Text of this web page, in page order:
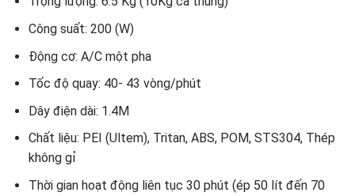
Công suất: 200 (W)
Động cơ: A/C một pha
Tốc độ quay: 40- 43 vòng/phút
Dây điện dài: 1.4M
Chất liệu: PEI (Ultem), Tritan, ABS, POM, STS304, Thép
không gỉ
Thời gian hoạt động liên tục 30 phút (ép 50 lít đến 70